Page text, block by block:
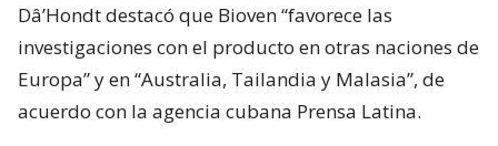
Dâ’Hondt destacó que Bioven “favorece las
investigaciones con el producto en otras naciones de
Europa” y en “Australia, Tailandia y Malasia”, de
acuerdo con la agencia cubana Prensa Latina.